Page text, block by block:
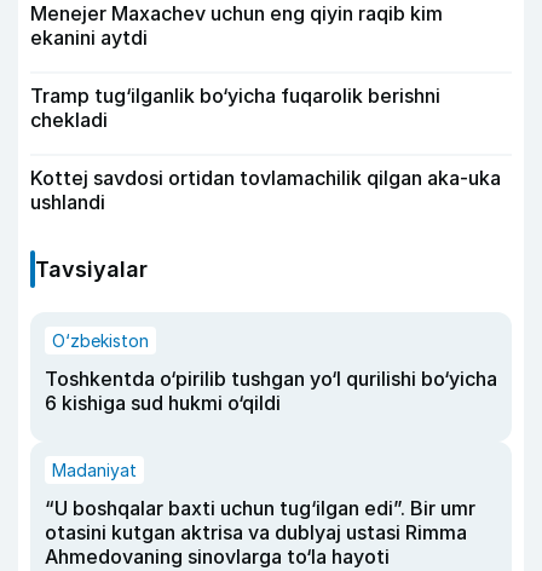
Menejer Maxachev uchun eng qiyin raqib kim
ekanini aytdi
Tramp tug‘ilganlik bo‘yicha fuqarolik berishni
chekladi
Kottej savdosi ortidan tovlamachilik qilgan aka-uka
ushlandi
Tavsiyalar
O‘zbekiston
Toshkentda o‘pirilib tushgan yo‘l qurilishi bo‘yicha
6 kishiga sud hukmi o‘qildi
Madaniyat
“U boshqalar baxti uchun tug‘ilgan edi”. Bir umr
otasini kutgan aktrisa va dublyaj ustasi Rimma
Ahmedovaning sinovlarga to‘la hayoti